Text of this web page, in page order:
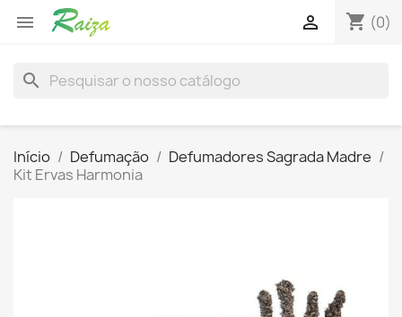
 shopping_cart (0)

search
Início Defumação
Defumadores Sagrada Madre
Kit Ervas Harmonia